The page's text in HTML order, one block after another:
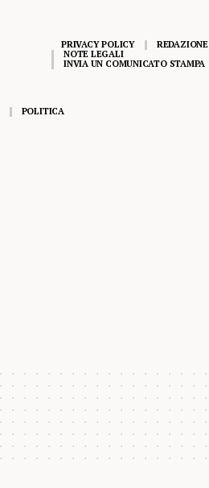
PRIVACY POLICY
REDAZIONE
NOTE LEGALI
INVIA UN COMUNICATO STAMPA
POLITICA